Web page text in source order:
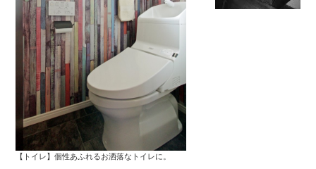
【トイレ】個性あふれるお洒落なトイレに。